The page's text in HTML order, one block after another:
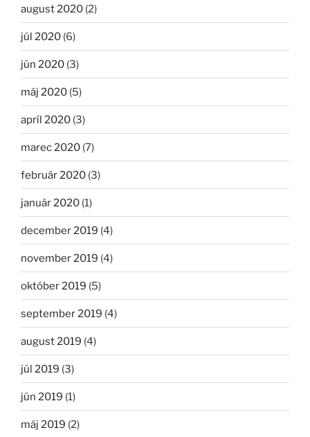
august 2020 (2)
júl 2020 (6)
jún 2020 (3)
máj 2020 (5)
apríl 2020 (3)
marec 2020 (7)
február 2020 (3)
január 2020 (1)
december 2019 (4)
november 2019 (4)
október 2019 (5)
september 2019 (4)
august 2019 (4)
júl 2019 (3)
jún 2019 (1)
máj 2019 (2)